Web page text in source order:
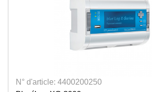
N° d'article: 4400200250